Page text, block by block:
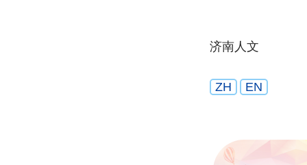
济南人文
ZH EN